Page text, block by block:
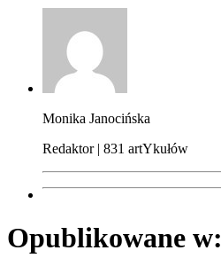
Monika Janocińska
Redaktor | 831 artYkułów
Opublikowane w: